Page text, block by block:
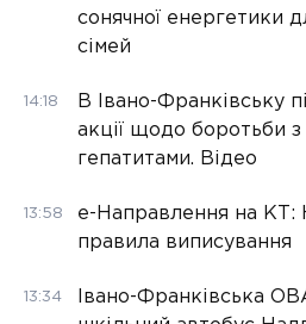
сонячної енергетики
сімей
14:18
В Івано-Франківську
акції щодо боротьби з
гепатитами. Відео
13:58
е-Направлення на КТ:
правила виписування
13:34
Івано-Франківська